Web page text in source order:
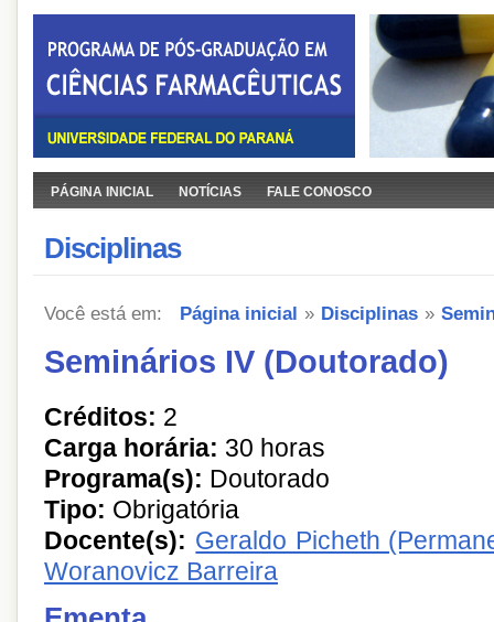
PÁGINA INICIAL NOTÍCIAS FALE CONOSCO
Disciplinas
Você está em: Página inicial » Disciplinas »
Seminários IV (Doutorado)
Créditos: 2
Carga horária: 30 horas
Programa(s): Doutorado
Tipo: Obrigatória
Docente(s): Geraldo Picheth
Woranovicz Barreira